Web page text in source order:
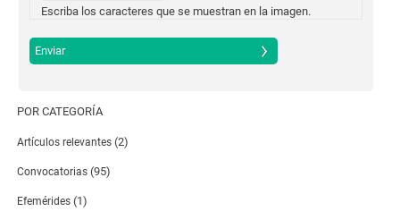
Escriba los caracteres que se muestran en la imagen.
POR CATEGORÍA
Artículos relevantes (2)
Convocatorias (95)
Efemérides(1)